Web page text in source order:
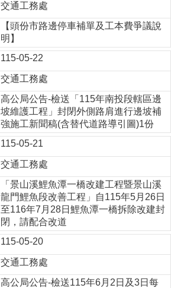
交通工務處
【頭份市路邊停車補單及工本費爭議說
明】
115-05-22
交通工務處
高公局公告-檢送「115年南投段轄區邊
坡維護工程」封閉外側路肩進行邊坡補
強施工新聞稿(含替代道路導引圖)1份
115-05-21
交通工務處
「景山溪鯉魚潭一橋改建工程暨景山溪
龍門鯉魚段改善工程」自115年5月26日
至116年7月28日鯉魚潭一橋拆除改建封
閉，請配合改道
115-05-20
交通工務處
高公局公告-檢送115年6月2日及3日每